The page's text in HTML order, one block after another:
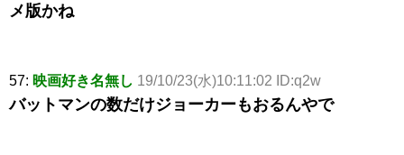
メ版かね
57: 映画好き名無し 19/10/23(水)10:11:02 ID:q2w
バットマンの数だけジョーカーもおるんやで